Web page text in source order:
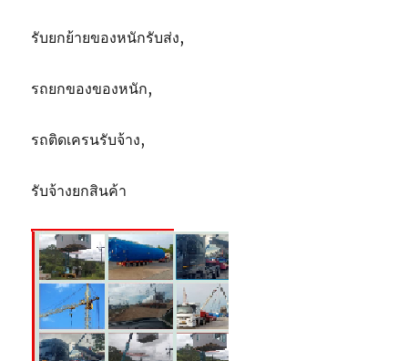
รับยกย้ายของหนักรับส่ง,
รถยกของของหนัก,
รถติดเครนรับจ้าง,
รับจ้างยกสินค้า